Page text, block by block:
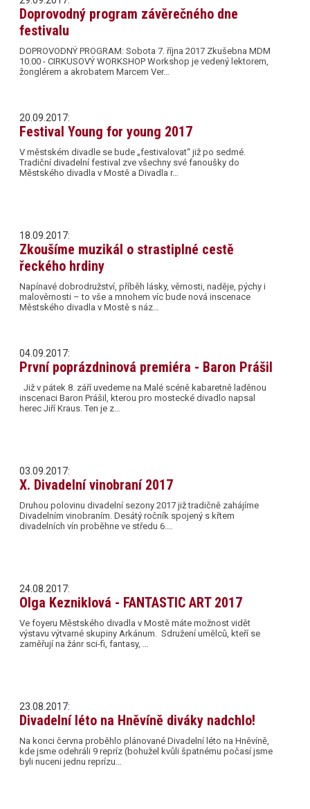
Doprovodný program závěrečného dne
festivalu
DOPROVODNÝ PROGRAM: Sobota 7. října 2017 Zkušebna MDM
10.00 - CIRKUSOVÝ WORKSHOP Workshop je vedený lektorem,
žonglérem a akrobatem Marcem Ver…
20.09.2017:
Festival Young for young 2017
V městském divadle se bude „festivalovat“ již po sedmé.
Tradiční divadelní festival zve všechny své fanoušky do
Městského divadla v Mostě a Divadla r…
18.09.2017:
Zkoušíme muzikál o strastiplné cestě
řeckého hrdiny
Napínavé dobrodružství, příběh lásky, věrnosti, naděje, pýchy i
malověrnosti – to vše a mnohem víc bude nová inscenace
Městského divadla v Mostě s náz…
04.09.2017:
První poprázdninová premiéra - Baron Prášil
Již v pátek 8. září uvedeme na Malé scéně kabaretně laděnou
inscenaci Baron Prášil, kterou pro mostecké divadlo napsal
herec Jiří Kraus. Ten je z…
03.09.2017:
X. Divadelní vinobraní 2017
Druhou polovinu divadelní sezony 2017 již tradičně zahájíme
Divadelním vinobraním. Desátý ročník spojený s křtem
divadelních vín proběhne ve středu 6.…
24.08.2017:
Olga Kezniklová - FANTASTIC ART 2017
Ve foyeru Městského divadla v Mostě máte možnost vidět
výstavu výtvarné skupiny Arkánum. Sdružení umělců, kteří se
zaměřují na žánr sci-fi, fantasy, …
23.08.2017:
Divadelní léto na Hněvíně diváky nadchlo!
Na konci června proběhlo plánované Divadelní léto na Hněvíně,
kde jsme odehráli 9 repríz (bohužel kvůli špatnému počasí jsme
byli nuceni jednu reprízu…